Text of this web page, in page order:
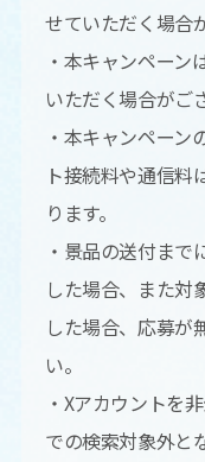
せていただく場合
・本キャンペーン
いただく場合がご
・本キャンペーン
ト接続料や通信料
ります。
・景品の送付まで
した場合、また対
した場合、応募が
い。
・Xアカウントを
での検索対象外と